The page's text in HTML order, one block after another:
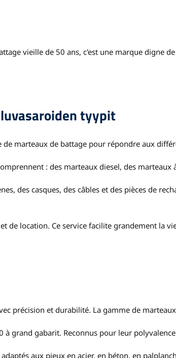
vieille de 50 ans, c'est une marque digne
tyypit
marteaux de battage pour répondre aux
: des marteaux diesel, des marteaux
des casques, des câbles et des pièces de
de location. Ce service facilite grandement la
précision et durabilité. La gamme de
à grand gabarit. Reconnus pour leur
aux pieux en acier, en béton, en